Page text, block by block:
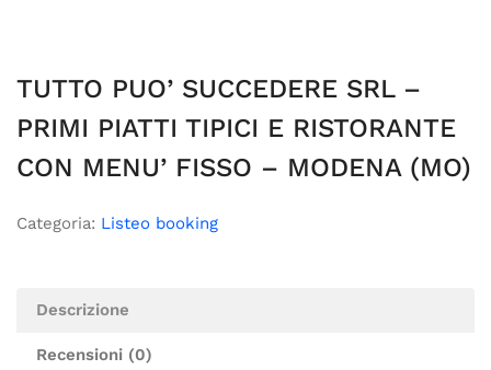
TUTTO PUO’ SUCCEDERE SRL –
PRIMI PIATTI TIPICI E RISTORANTE
CON MENU’ FISSO – MODENA (MO)
Categoria: Listeo booking
Descrizione
Recensioni (0)